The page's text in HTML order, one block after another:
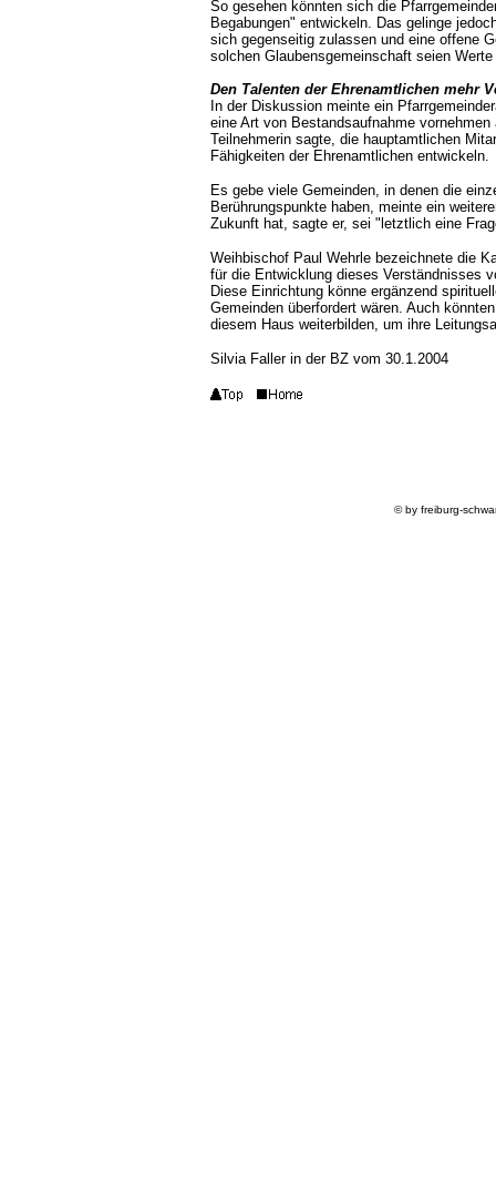
So gesehen könnten sich die
Begabungen" entwickeln. Das gelinge
sich gegenseitig zulassen und eine offene
solchen Glaubensgemeinschaft seien
Den Talenten der Ehrenamtlichen mehr
In der Diskussion meinte ein
eine Art von Bestandsaufnahme
Teilnehmerin sagte, die hauptamtlichen
Fähigkeiten der Ehrenamtlichen entwickeln.
Es gebe viele Gemeinden, in denen die
Berührungspunkte haben, meinte ein
Zukunft hat, sagte er, sei "letztlich eine
Weihbischof Paul Wehrle bezeichnete die
für die Entwicklung dieses Verständnisses
Diese Einrichtung könne ergänzend
Gemeinden überfordert wären. Auch
diesem Haus weiterbilden, um ihre
Silvia Faller in der BZ vom 30.1.2004
© by freiburg-